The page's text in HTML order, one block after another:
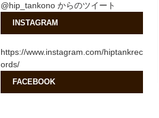
@hip_tankono からのツイート
INSTAGRAM
https://www.instagram.com/hiptankrec
ords/
FACEBOOK